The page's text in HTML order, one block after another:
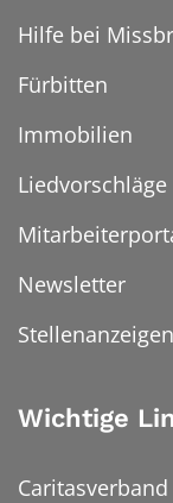
Hilfe bei
Fürbitten
Immobilien
Liedvorschläge
Newsletter
Stellenanzeigen
Wichtige